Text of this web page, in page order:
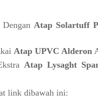
Atap Solartuff
Atap UPVC Alderon
Atap Lysaght
link dibawah ini: